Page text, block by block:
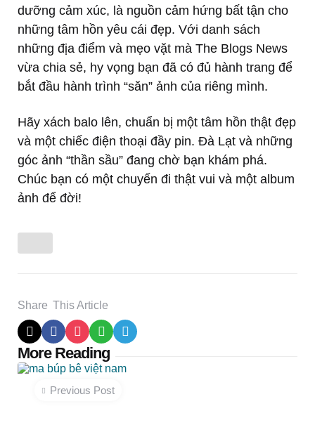
dưỡng cảm xúc, là nguồn cảm hứng bất tận cho
những tâm hồn yêu cái đẹp. Với danh sách
những địa điểm và mẹo vặt mà The Blogs News
vừa chia sẻ, hy vọng bạn đã có đủ hành trang để
bắt đầu hành trình “săn” ảnh của riêng mình.
Hãy xách balo lên, chuẩn bị một tâm hồn thật đẹp
và một chiếc điện thoại đầy pin. Đà Lạt và những
góc ảnh “thần sầu” đang chờ bạn khám phá.
Chúc bạn có một chuyến đi thật vui và một album
ảnh để đời!
Share This Article
More Reading
Post
navigation
Previous Post